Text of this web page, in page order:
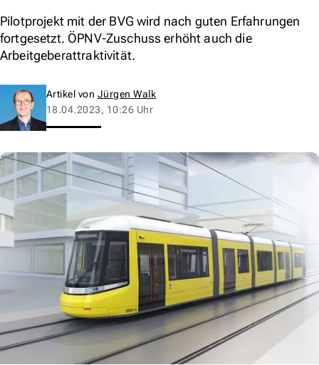
Pilotprojekt mit der BVG wird nach guten Erfahrungen
fortgesetzt. ÖPNV-Zuschuss erhöht auch die
Arbeitgeberattraktivität.
Artikel von Jürgen Walk
18.04.2023, 10:26 Uhr